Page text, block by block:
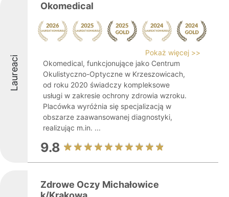
Laureaci
Okomedical
Pokaż więcej >>
Okomedical, funkcjonujące jako Centrum
Okulistyczno-Optyczne w Krzeszowicach,
od roku 2020 świadczy kompleksowe
usługi w zakresie ochrony zdrowia wzroku.
Placówka wyróżnia się specjalizacją w
obszarze zaawansowanej diagnostyki,
realizując m.in. ...
9.8
Zdrowe Oczy Michałowice